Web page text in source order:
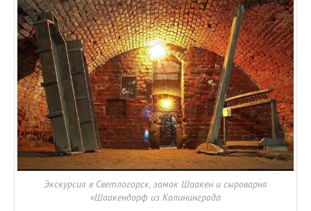
Экскурсия в Светлогорск, замок Шаакен и сыроварня
«Шаакендорф из Калининграда